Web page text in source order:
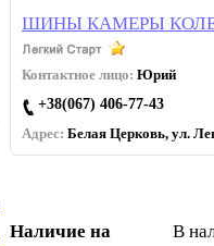
ШИНЫ КАМЕРЫ
Контактное лицо: Юрий
+38(067) 406-77-43
Адрес: Белая Церковь, ул.
Наличие на
В